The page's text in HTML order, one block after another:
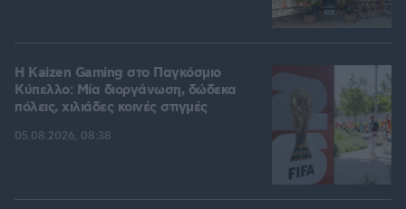
H Kaizen Gaming στο Παγκόσμιο
Kύπελλο: Μία διοργάνωση, δώδεκα
πόλεις, χιλιάδες κοινές στιγμές
05.08.2026, 08:38